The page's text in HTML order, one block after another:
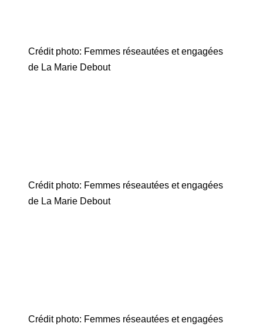
Crédit photo: Femmes réseautées et engagées
de La Marie Debout
Crédit photo: Femmes réseautées et engagées
de La Marie Debout
Crédit photo: Femmes réseautées et engagées